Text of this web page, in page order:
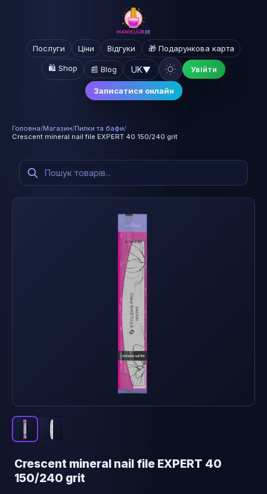
Послуги Ціни Відгуки 🎁 Подарункова карта
🛍️ Shop 📰 Blog UK▼ Увійти
Записатися онлайн
Головна/Магазин/Пилки та бафи/
Crescent mineral nail file EXPERT 40 150/240 grit
Crescent mineral nail file EXPERT 40
150/240 grit